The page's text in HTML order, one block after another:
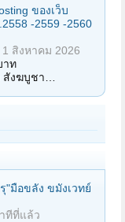
ของเว็บ
-2559 -2560
1 สิงหาคม 2026
าท
สังฆบูชา…
"มือขลัง ขมังเวทย์
ทีที่แล้ว